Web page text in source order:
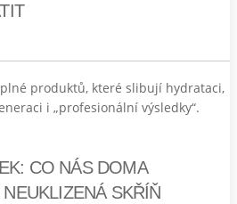
produktů, které slibují hydrataci,
i „profesionální výsledky“.
CO NÁS DOMA
SKŘÍŇ